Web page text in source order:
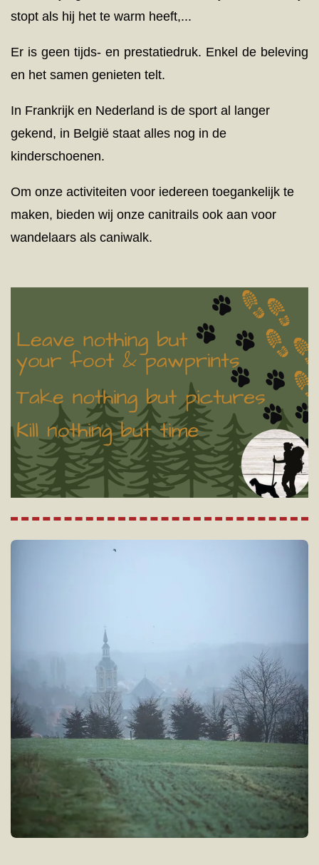
stopt als hij het te warm heeft,...
Er is geen tijds- en prestatiedruk. Enkel de beleving
en het samen genieten telt.
In Frankrijk en Nederland is de sport al langer
gekend, in België staat alles nog in de
kinderschoenen.
Om onze activiteiten voor iedereen toegankelijk te
maken, bieden wij onze canitrails ook aan voor
wandelaars als caniwalk.